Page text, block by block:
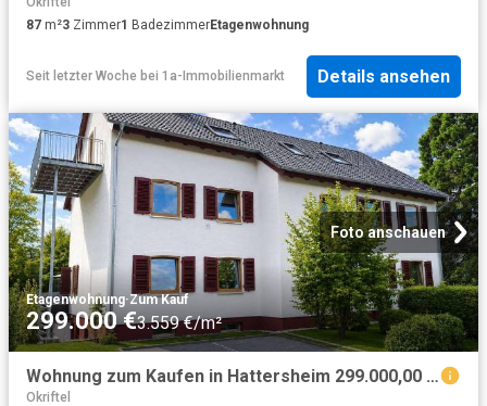
87 m²3 Zimmer1 BadezimmerEtagenwohnung
Seit letzter Woche bei 1a-Immobilienmarkt Details ansehen
Foto anschauen
Etagenwohnung·Zum Kauf
299.000 €3.559 €/m²
Wohnung zum Kaufen in Hattersheim 299.000,00 EUR 84.93 m²
Okriftel